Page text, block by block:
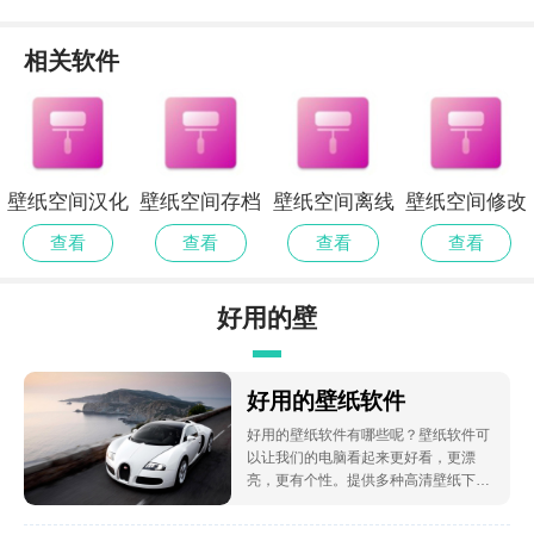
相关软件
壁纸空间汉化
版
查看
壁纸空间存档
版
查看
壁纸空间离线
版
查看
壁纸空间修改
版
查看
好用的壁
纸软件
好用的壁纸软件
好用的壁纸软件有哪些呢？壁纸软件可
以让我们的电脑看起来更好看，更漂
亮，更有个性。提供多种高清壁纸下
热门壁纸哦，涵盖卡通、风景、美女、